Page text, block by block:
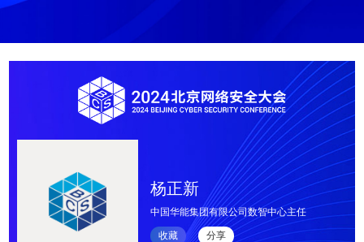
杨正新
中国华能集团有限公司数智中心主任
收藏 分享